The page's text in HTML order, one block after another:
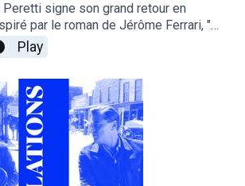
Peretti signe son grand retour en
par le roman de Jérôme Ferrari, "À
brosse le portrait d’une jeune
fracassée contre la réalité politique
celle de la guerre en Yougoslavie.
Burdeau et Matthias Chouquer
Play